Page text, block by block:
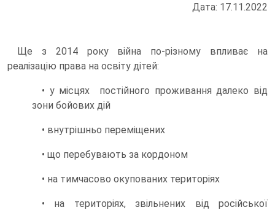
Дата: 17.11.2022
Ще з 2014 року війна по-різному впливає на
реалізацію права на освіту дітей:
• у місцях постійного проживання далеко від
зони бойових дій
• внутрішньо переміщених
• що перебувають за кордоном
• на тимчасово окупованих територіях
• на територіях, звільнених від російської